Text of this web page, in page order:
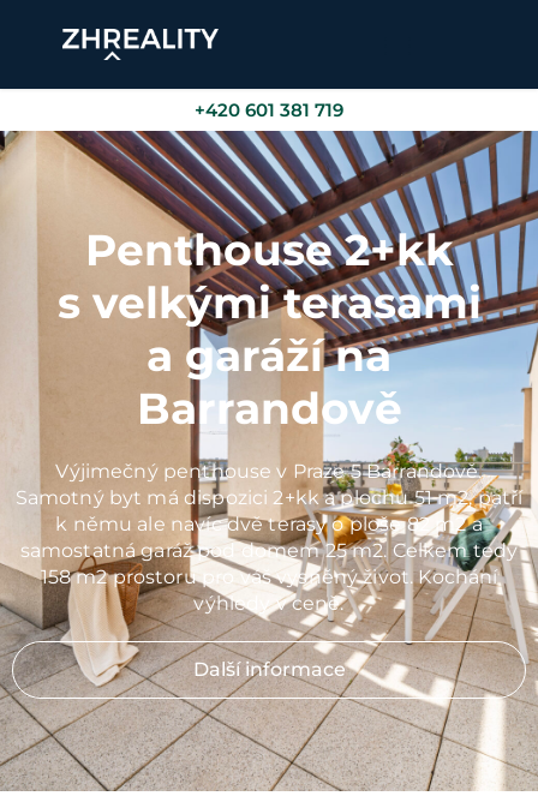
+420 601 381 719
Penthouse 2+kk
s velkými terasami
a garáží na
Barrandově
Výjimečný penthouse v Praze 5 Barrandově.
Samotný byt má dispozici 2+kk a plochu 51 m2, patří
k němu ale navíc dvě terasy o ploše 82 m2 a
samostatná garáž pod domem 25 m2. Celkem tedy
158 m2 prostoru pro váš vysněný život. Kochání
výhledy v ceně.
Další informace